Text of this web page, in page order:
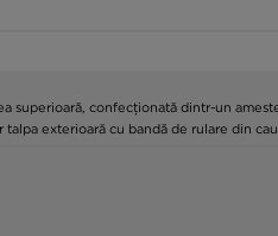
superioară, confecționată dintr-un
exterioară cu bandă de rulare din